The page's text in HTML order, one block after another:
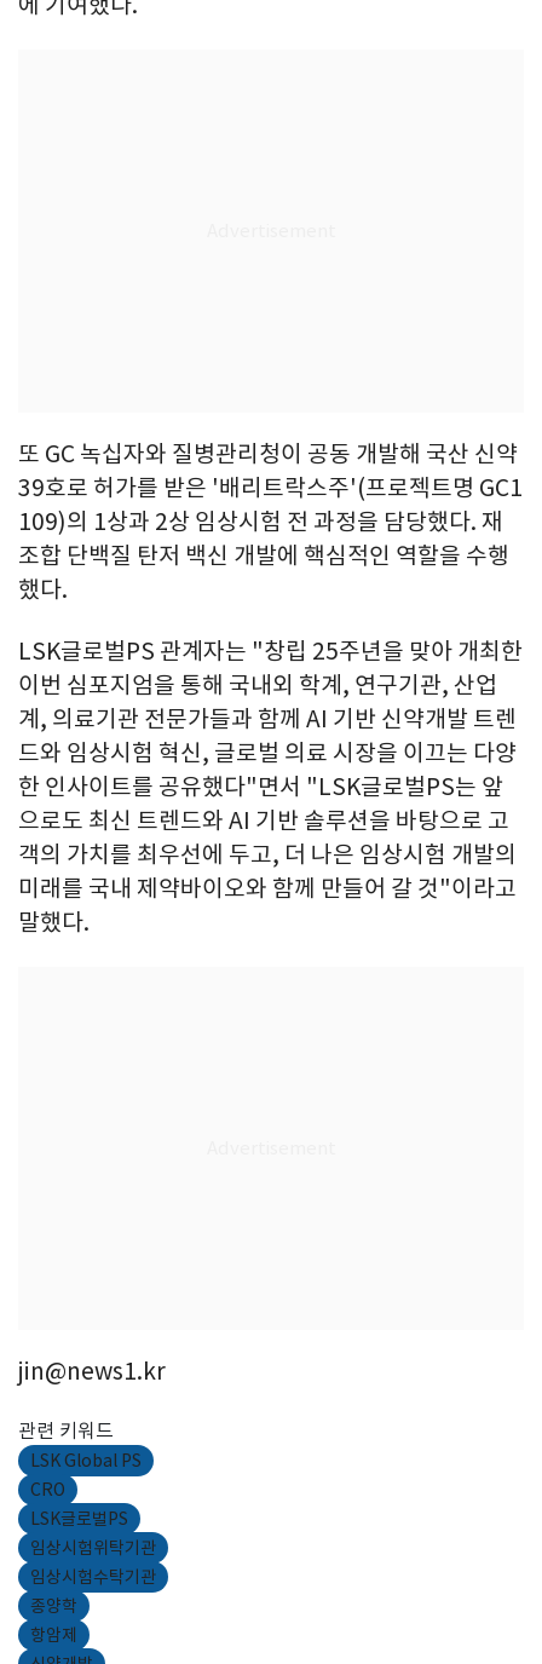
또 GC 녹십자와 질병관리청이 공동 개발해 국산 신약
39호로 허가를 받은 '배리트락스주'(프로젝트명 GC1
109)의 1상과 2상 임상시험 전 과정을 담당했다. 재
조합 단백질 탄저 백신 개발에 핵심적인 역할을 수행
했다.
LSK글로벌PS 관계자는 "창립 25주년을 맞아 개최한
이번 심포지엄을 통해 국내외 학계, 연구기관, 산업
계, 의료기관 전문가들과 함께 AI 기반 신약개발 트렌
드와 임상시험 혁신, 글로벌 의료 시장을 이끄는 다양
한 인사이트를 공유했다"면서 "LSK글로벌PS는 앞
으로도 최신 트렌드와 AI 기반 솔루션을 바탕으로 고
객의 가치를 최우선에 두고, 더 나은 임상시험 개발의
미래를 국내 제약바이오와 함께 만들어 갈 것"이라고
말했다.
jin@news1.kr
관련 키워드
LSK Global PS
CRO
LSK글로벌PS
임상시험위탁기관
임상시험수탁기관
종양학
항암제